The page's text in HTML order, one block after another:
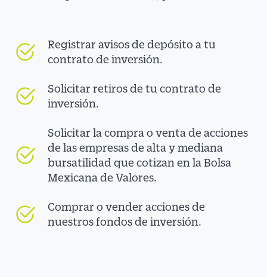
Registrar avisos de depósito a tu
contrato de inversión.
Solicitar retiros de tu contrato de
inversión.
Solicitar la compra o venta de acciones
de las empresas de alta y mediana
bursatilidad que cotizan en la Bolsa
Mexicana de Valores.
Comprar o vender acciones de
nuestros fondos de inversión.